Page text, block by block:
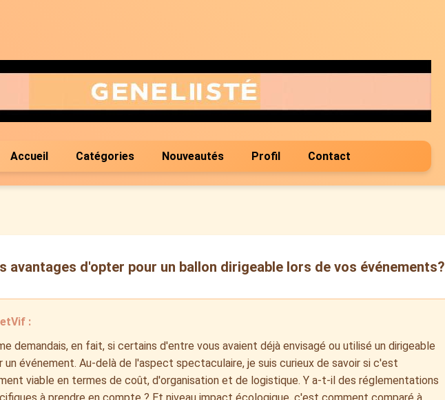
Accueil Catégories Nouveautés Profil Contact
avantages d'opter pour un ballon dirigeable lors de vos événements?
:
demandais, en fait, si certains d'entre vous avaient déjà envisagé ou utilisé un dirigeable
un événement. Au-delà de l'aspect spectaculaire, je suis curieux de savoir si c'est
viable en termes de coût, d'organisation et de logistique. Y a-t-il des réglementations